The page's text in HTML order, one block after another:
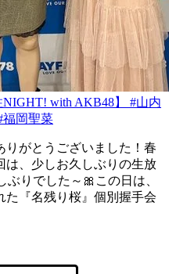
with AKB48】 #山内
福岡聖菜
りがとうございました！春
は、少しお久しぶりの生放
りでした～🎀この日は、
た『名残り桜』個別握手会